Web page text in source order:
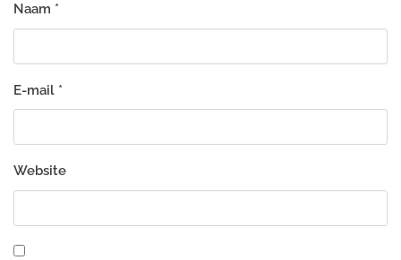
Naam *
E-mail *
Website